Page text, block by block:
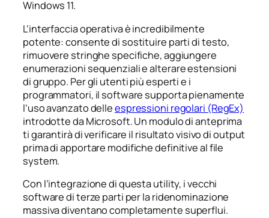
Windows 11.
L’interfaccia operativa è incredibilmente
potente: consente di sostituire parti di testo,
rimuovere stringhe specifiche, aggiungere
enumerazioni sequenziali e alterare estensioni
di gruppo. Per gli utenti più esperti e i
programmatori, il software supporta pienamente
l’uso avanzato delleespressioni regolari (RegEx)
introdotte da Microsoft. Un modulo di anteprima
ti garantirà di verificare il risultato visivo di output
prima di apportare modifiche definitive al file
system.
Con l’integrazione di questa utility, i vecchi
software di terze parti per la ridenominazione
massiva diventano completamente superflui.